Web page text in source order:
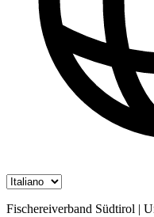
Fischereiverband Südtirol |